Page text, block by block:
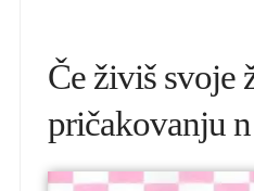
Če živiš svoje
pričakovanju n